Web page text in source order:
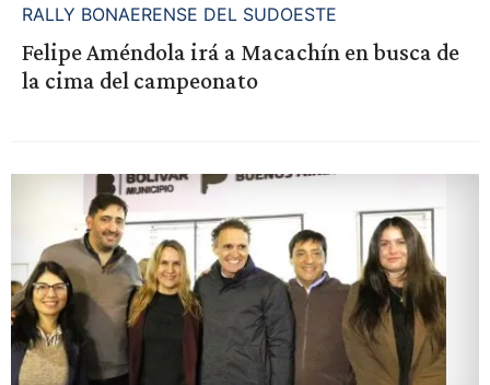
RALLY BONAERENSE DEL SUDOESTE
Felipe Améndola irá a Macachín en busca de
la cima del campeonato